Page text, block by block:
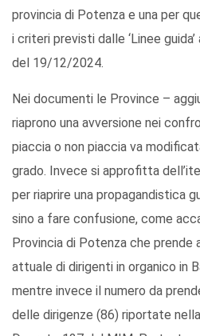
provincia di Potenza e una per
i criteri previsti dalle ‘Linee
del 19/12/2024.
Nei documenti le Province –
riaprono una avversione nei
piaccia o non piaccia va
grado. Invece si approfitta
per riaprire una propagandistica
sino a fare confusione, come
Provincia di Potenza che prende
attuale di dirigenti in organico in
mentre invece il numero da
delle dirigenze (86) riportate